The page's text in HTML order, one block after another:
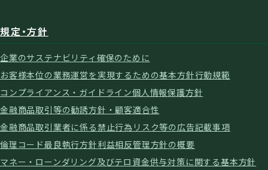
規定・方針
企業のサステナビリティ確保のために
お客様本位の業務運営を実現するための基本方針行動規範
コンプライアンス・ガイドライン個人情報保護方針
金融商品取引等の勧誘方針・顧客適合性
金融商品取引業者に係る禁止行為 リスク等の広告記載事項
倫理コード最良執行方針利益相反管理方針の概要
マネー・ローンダリング及びテロ資金供与対策に関する基本方針